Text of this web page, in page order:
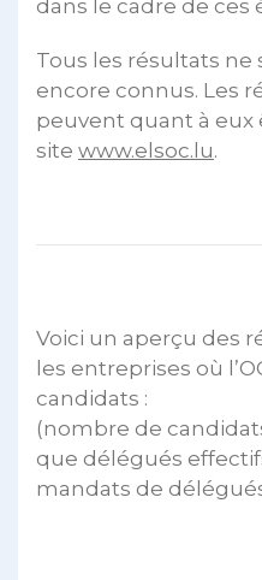
dans le cadre de ces
Tous les résultats
encore connus. Les
peuvent quant à eux
site www.elsoc.lu.
Voici un aperçu des
les entreprises où
candidats :
(nombre de
que délégués
mandats de